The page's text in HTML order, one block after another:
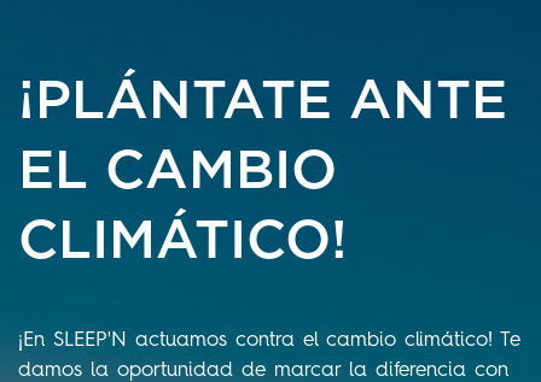
¡PLÁNTATE ANTE
EL CAMBIO
CLIMÁTICO!
¡En SLEEP'N actuamos contra el cambio climático! Te
damos la oportunidad de marcar la diferencia con